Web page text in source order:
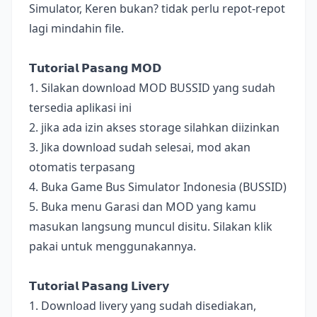
Simulator, Keren bukan? tidak perlu repot-repot
lagi mindahin file.
𝗧𝘂𝘁𝗼𝗿𝗶𝗮𝗹 𝗣𝗮𝘀𝗮𝗻𝗴 𝗠𝗢𝗗
1. Silakan download MOD BUSSID yang sudah
tersedia aplikasi ini
2. jika ada izin akses storage silahkan diizinkan
3. Jika download sudah selesai, mod akan
otomatis terpasang
4. Buka Game Bus Simulator Indonesia (BUSSID)
5. Buka menu Garasi dan MOD yang kamu
masukan langsung muncul disitu. Silakan klik
pakai untuk menggunakannya.
𝗧𝘂𝘁𝗼𝗿𝗶𝗮𝗹 𝗣𝗮𝘀𝗮𝗻𝗴 𝗟𝗶𝘃𝗲𝗿𝘆
1. Download livery yang sudah disediakan,